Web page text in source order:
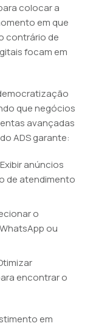
colocar a
em que
contrário de
focam em
que negócios
avançadas
ADS garante:
Exibir anúncios
de atendimento
o
ou
encontrar o
em